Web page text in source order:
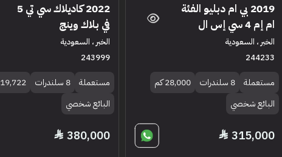
2019 بي ام دبليو الفئة
ام إم 4 سي إس ال
الخبر ، السعودية
244233
مستعملة 8 سلندرات
28,000 كم
البائع شخصي
315,000
2022 كاديلاك سي تي 5
في بلاك وينج
الخبر ، السعودية
243999
مستعملة 8 سلندرات
19,722 كم
البائع شخصي
380,000